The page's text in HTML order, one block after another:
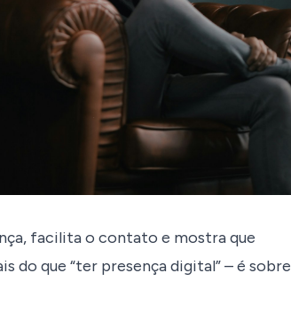
facilita o contato e mostra que
do que “ter presença digital” – é sobre